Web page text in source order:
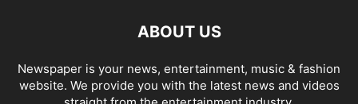
ABOUT US
Newspaper is your news, entertainment, music & fashion
website. We provide you with the latest news and videos